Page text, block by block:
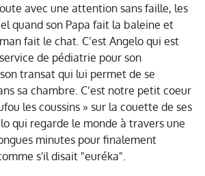
avec une attention sans faille, les
quand son Papa fait la baleine et
fait le chat. C’est Angelo qui est
de pédiatrie pour son
transat qui lui permet de se
sa chambre. C’est notre petit coeur
les coussins » sur la couette de ses
qui regarde le monde à travers une
minutes pour finalement
s'il disait "euréka".